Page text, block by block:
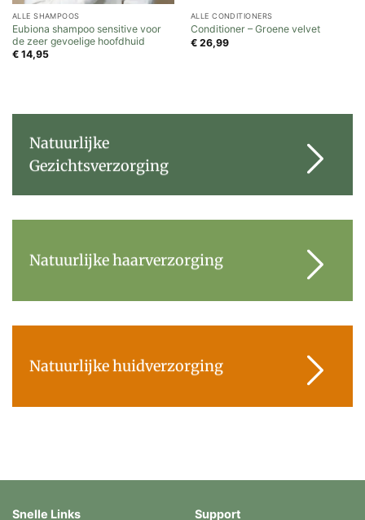
ALLE SHAMPOOS
Eubiona shampoo sensitive voor
de zeer gevoelige hoofdhuid
€14,95
ALLE CONDITIONERS
Conditioner – Groene velvet
€26,99
Natuurlijke
Gezichtsverzorging
Natuurlijke haarverzorging
Natuurlijke huidverzorging
Snelle Links Support